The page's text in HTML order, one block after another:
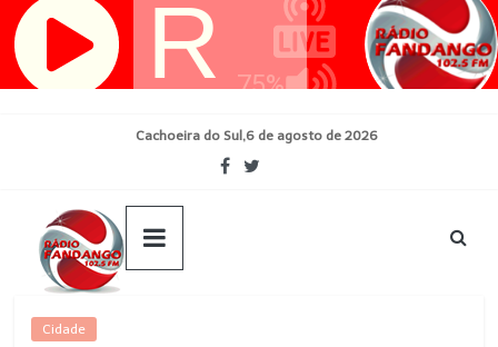
Pular
para
Cachoeira do Sul,6 de agosto de 2026
Cidade